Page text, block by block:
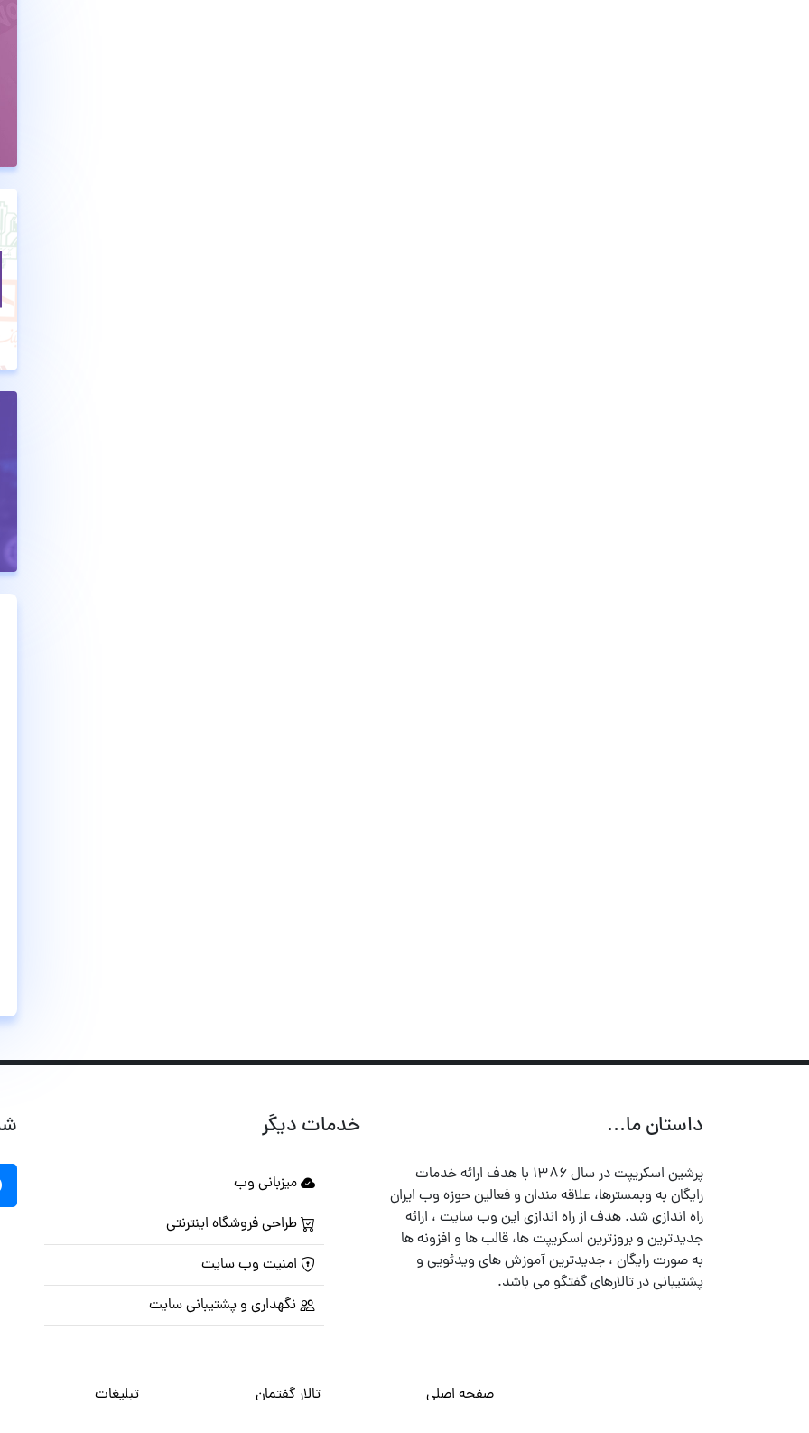
داستان ما...
پرشین اسکریپت در سال ۱۳۸۶ با هدف ارائه خدمات
رایگان به وبمسترها، علاقه مندان و فعالین حوزه وب ایران
راه اندازی شد. هدف از راه اندازی این وب سایت ، ارائه
جدیدترین و بروزترین اسکریپت ها، قالب ها و افزونه ها
به صورت رایگان ، جدیدترین آموزش های ویدئویی و
پشتیبانی در تالارهای گفتگو می باشد.
خدمات دیگر
میزبانی وب
طراحی فروشگاه اینترنتی
امنیت وب سایت
نگهداری و پشتیبانی سایت
صفحه اصلی تالار گفتمان تبلیغات